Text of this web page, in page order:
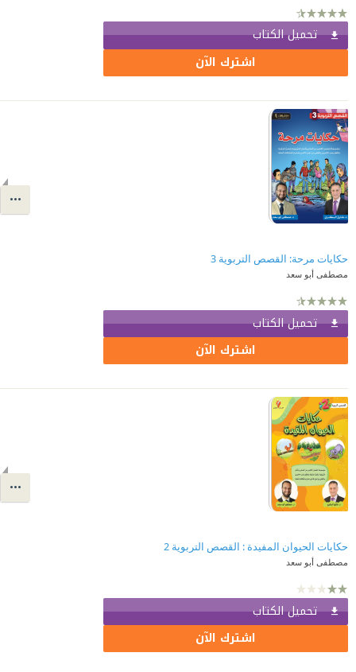
تحميل الكتاب
اشترك الآن
مصطفى أبو سعد
تحميل الكتاب
اشترك الآن
حكايات الحيوان المفيدة : القصص التربوية 2
مصطفى أبو سعد
تحميل الكتاب
اشترك الآن